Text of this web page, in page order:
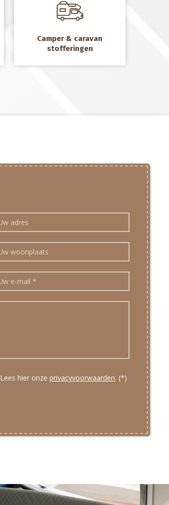
Camper & caravan
stofferingen
Lees hier onze privacyvoorwaarden. (*)